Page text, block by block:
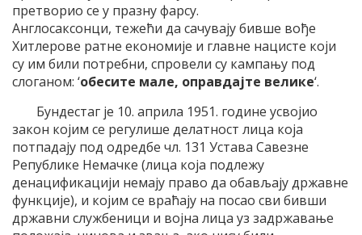
претворио се у празну фарсу.
Англосаксонци, тежећи да сачувају бивше вође
Хитлерове ратне економије и главне нацисте који
су им били потребни, спровели су кампању под
слоганом: ‘обесите мале, оправдајте велике‘.
Бундестаг је 10. априла 1951. године усвојио
закон којим се регулише делатност лица која
потпадају под одредбе чл. 131 Устава Савезне
Републике Немачке (лица која подлежу
денацификацији немају право да обављају државне
функције), и којим се враћају на посао сви бивши
државни службеници и војна лица уз задржавање